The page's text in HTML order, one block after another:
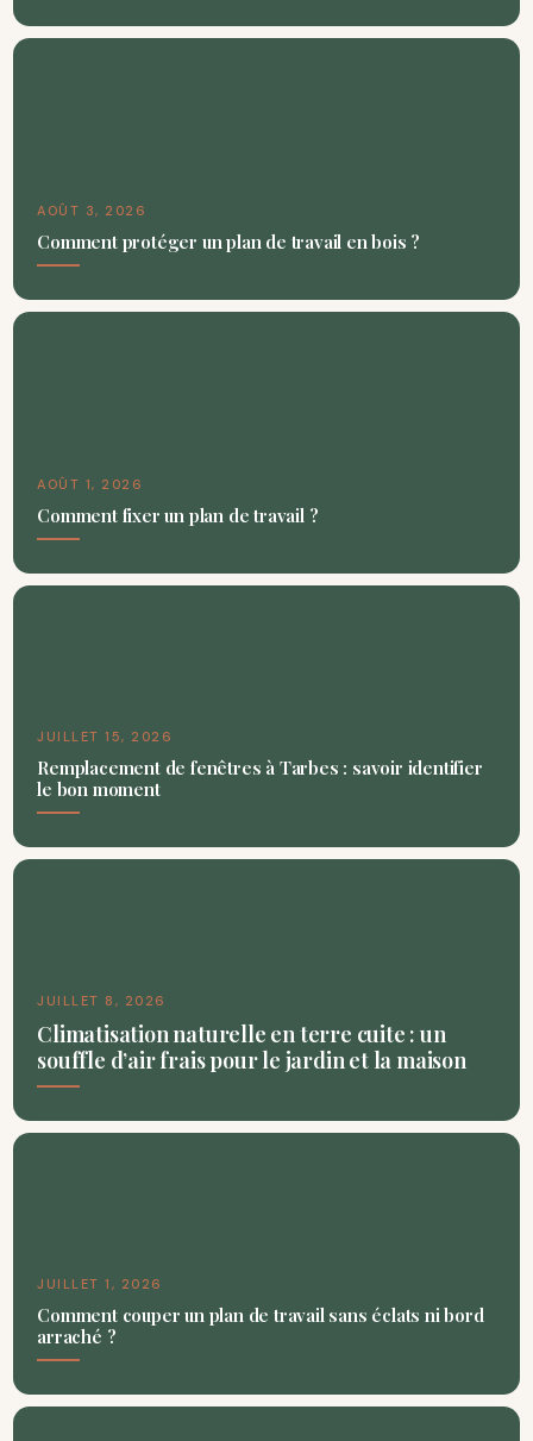
AOÛT 3, 2026
Comment protéger un plan de travail en bois ?
AOÛT 1, 2026
Comment fixer un plan de travail ?
JUILLET 15, 2026
Remplacement de fenêtres à Tarbes : savoir identifier
le bon moment
JUILLET 8, 2026
Climatisation naturelle en terre cuite : un
souffle d’air frais pour le jardin et la maison
JUILLET 1, 2026
Comment couper un plan de travail sans éclats ni bord
arraché ?